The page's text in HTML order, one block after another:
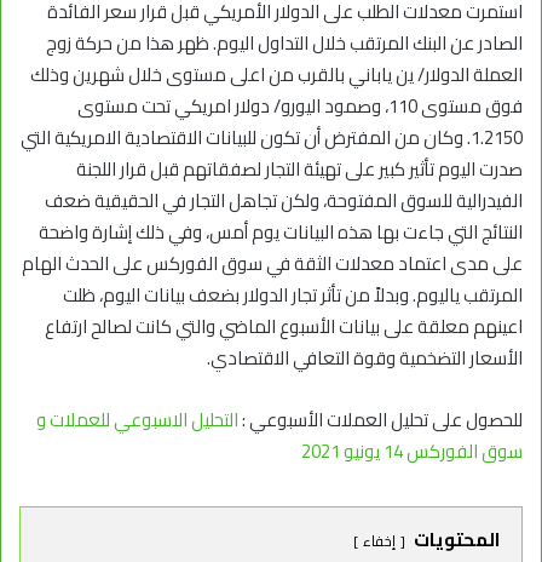
استمرت معدلات الطلب على الدولار الأمريكي قبل قرار سعر الفائدة
الصادر عن البنك المرتقب خلال التداول اليوم. ظهر هذا من حركة زوج
العملة الدولار/ ين ياباني بالقرب من اعلى مستوى خلال شهرين وذلك
فوق مستوى 110، وصمود اليورو/ دولار امريكي تحت مستوى
1.2150. وكان من المفترض أن تكون للبيانات الاقتصادية الامريكية التي
صدرت اليوم تأثير كبير على تهيئة التجار لصفقاتهم قبل قرار اللجنة
الفيدرالية للسوق المفتوحة، ولكن تجاهل التجار في الحقيقية ضعف
النتائج التي جاءت بها هذه البيانات يوم أمس، وفي ذلك إشارة واضحة
على مدى اعتماد معدلات الثقة في سوق الفوركس على الحدث الهام
المرتقب ياليوم. وبدلاً من تأثر تجار الدولار بضعف بيانات اليوم، ظلت
اعينهم معلقة على بيانات الأسبوع الماضي والتي كانت لصالح ارتفاع
الأسعار التضخمية وقوة التعافي الاقتصادي.
للحصول على تحليل العملات الأسبوعي :التحليل الاسبوعي للعملات و
سوق الفوركس 14 يونيو 2021
المحتويات إخفاء